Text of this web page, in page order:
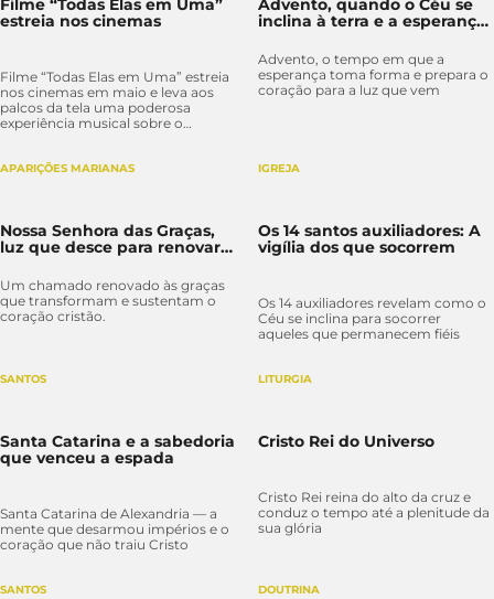
Filme “Todas Elas em Uma”
estreia nos cinemas
Filme “Todas Elas em Uma” estreia
nos cinemas em maio e leva aos
palcos da tela uma poderosa
experiência musical sobre o
exibido nos cinemas com
pelo Brasil.
Advento, quando o Céu se
inclina à terra e a esperança
Advento, o tempo em que a
esperança toma forma e prepara o
coração para a luz que vem
APARIÇÕES MARIANAS
Nossa Senhora das Graças,
luz que desce para renovar a
Um chamado renovado às graças
que transformam e sustentam o
coração cristão.
IGREJA
Os 14 santos auxiliadores: A
vigília dos que socorrem
Os 14 auxiliadores revelam como o
Céu se inclina para socorrer
aqueles que permanecem fiéis
SANTOS
Santa Catarina e a sabedoria
que venceu a espada
Santa Catarina de Alexandria — a
mente que desarmou impérios e o
coração que não traiu Cristo
LITURGIA
Cristo Rei do Universo
Cristo Rei reina do alto da cruz e
conduz o tempo até a plenitude da
sua glória
SANTOS DOUTRINA